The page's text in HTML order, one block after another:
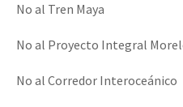
No al Tren Maya
No al Proyecto Integral
No al Corredor Interoceánico